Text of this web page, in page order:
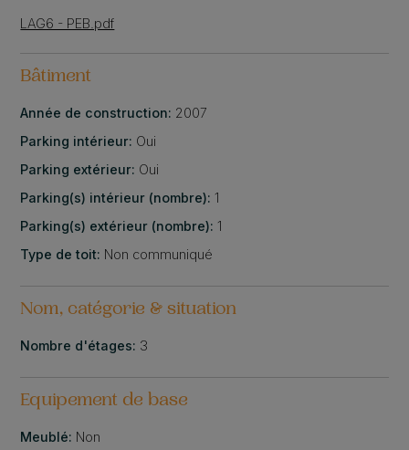
LAG6 - PEB.pdf
Bâtiment
Année de construction: 2007
Parking intérieur: Oui
Parking extérieur: Oui
Parking(s) intérieur (nombre): 1
Parking(s) extérieur (nombre): 1
Type de toit: Non communiqué
Nom, catégorie & situation
Nombre d'étages: 3
Equipement de base
Meublé: Non